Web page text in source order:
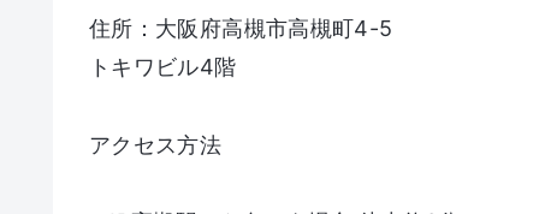
住所：大阪府高槻市高槻町4-5
トキワビル4階
アクセス方法